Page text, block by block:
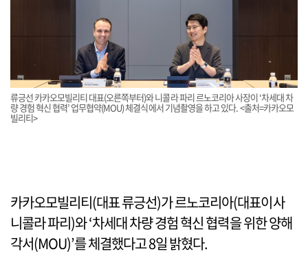
류긍선 카카오모빌리티 대표(오른쪽부터)와 니콜라 파리 르노코리아 사장이 ‘차세대 차
량 경험 혁신 협력’ 업무협약(MOU) 체결식에서 기념촬영을 하고 있다. <출처=카카오모
빌리티>
카카오모빌리티(대표 류긍선)가 르노코리아(대표이사
니콜라 파리)와 ‘차세대 차량 경험 혁신 협력을 위한 양해
각서(MOU)’를 체결했다고 8일 밝혔다.